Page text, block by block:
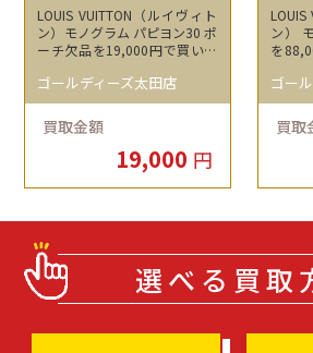
LOUIS VUITTON（ルイヴィト
ン）モノグラム パピヨン30 ポ
ーチ欠品を19,000円で買いま
ゴールディーズ太田店
買取金額
19,000 円
ン）
を
ゴー
買取
選べる買取